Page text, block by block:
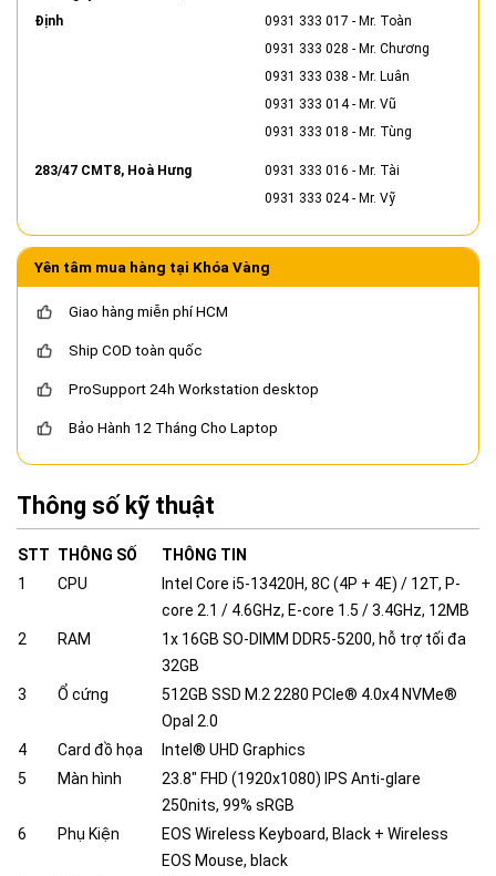
Định
0931 333 017 - Mr. Toàn
0931 333 028 - Mr. Chương
0931 333 038 - Mr. Luân
0931 333 014- Mr. Vũ
0931 333 018 - Mr. Tùng
283/47 CMT8, Hoà Hưng 0931 333 016 - Mr. Tài
0931 333 024- Mr. Vỹ
Yên tâm mua hàng tại Khóa Vàng
Giao hàng miễn phí HCM
Ship COD toàn quốc
ProSupport 24h Workstation desktop
Bảo Hành 12 Tháng Cho Laptop
Thông số kỹ thuật
STT THÔNG SỐ
THÔNG TIN
1
CPU
Intel Core i5-13420H, 8C (4P + 4E) / 12T, P-
core 2.1 / 4.6GHz, E-core 1.5 / 3.4GHz, 12MB
2
RAM
1x 16GB SO-DIMM DDR5-5200, hỗ trợ tối đa
32GB
3
Ổ cứng
512GB SSD M.2 2280 PCIe® 4.0x4 NVMe®
Opal 2.0
4
Card đồ họa
Intel® UHD Graphics
5
Màn hình
23.8" FHD (1920x1080) IPS Anti-glare
250nits, 99% sRGB
6
Phụ Kiện
EOS Wireless Keyboard, Black + Wireless
EOS Mouse, black